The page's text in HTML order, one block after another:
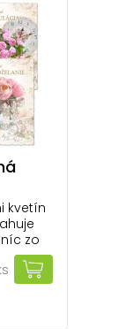
kvetín
zo